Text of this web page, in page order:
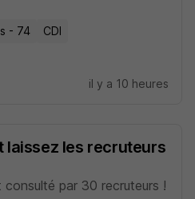
- 74 CDI
il y a 10 heures
laissez les recruteurs
consulté par 30 recruteurs !